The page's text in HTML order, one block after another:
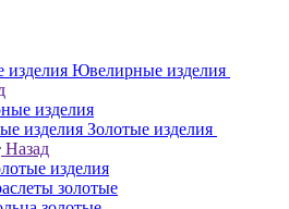
Ювелирные изделия
изделия
Золотые изделия
Назад
изделия
золотые